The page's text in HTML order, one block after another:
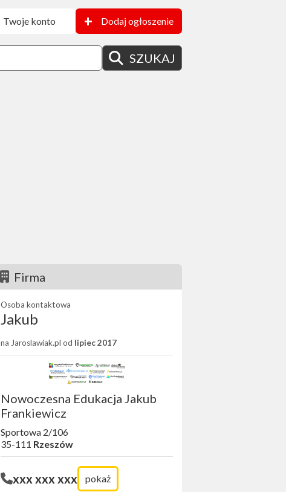
Twoje konto + Dodaj ogłoszenie
SZUKAJ
Firma
Osoba kontaktowa
Jakub
na Jaroslawiak.pl od lipiec 2017
Nowoczesna Edukacja Jakub
Frankiewicz
Sportowa 2/106
35-111 Rzeszów
xxx xxx xxx pokaż